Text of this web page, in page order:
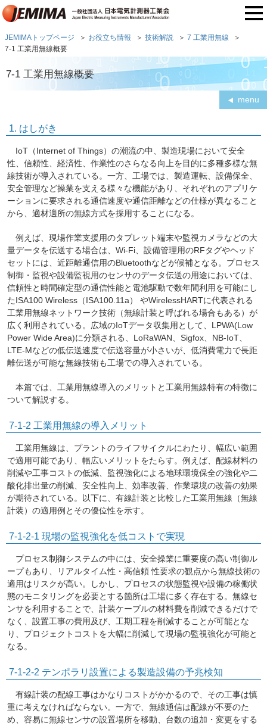
JEMIMAトップページ お役立ち情報 技術解説
7 工業用無線
7-1 工業用無線概要
7-1 工業用無線概要
menu
1. はしがき
IoT（Internet of Things）の潮流の中、製造現場において安全
性、信頼性、経済性、作業性のさらなる向上を目的に多種多様な無
線技術が導入されている。一方、工場では、製造運転、設備保全、
安全管理など操業を支える様々な機能があり、それぞれのアプリケ
ーションに要求される通信速度や通信距離などの仕様が異なること
から、適材適所の無線方式を採用することになる。
例えば、現場作業支援用のタブレット端末や監視カメラなどの大
量データを伝送する場合は、Wi-Fi、設備管理用のRFタグやヘッド
セットには、近距離通信用のBluetoothなどが候補となる。プロセス
制御・監視や設備監視用のセンサのデータ伝送の用途においては、
信頼性と時間確定型の通信性能と電池駆動で数年間利用を可能にし
たISA100 Wireless（ISA100.11a） やWirelessHARTに代表される
工業用無線ネットワーク技術（無線計装と呼ばれる場合もある）が
広く利用されている。広域のIoTデータ収集用として、LPWA(Low
Power Wide Area)に分類される、LoRaWAN、Sigfox、NB-IoT、
LTE-Mなどの低伝送速度で伝送容量が小さいが、低消費電力で長距
離伝送が可能な無線技術も工場での導入されている。
本篇では、工業用無線導入のメリットと工業用無線特有の特徴に
ついて解説する。
7-1-2 工業用無線の導入メリット
工業用無線は、プラントのライフサイクルにわたり、幅広い範囲
で適用可能であり、幅広いメリットをたらす。例えば、配線材料の
削減や工事コストの低減、監視強化による地球環境保全の強化や二
酸化排出量の削減、安全性向上、効率改善、作業環境の改善の効果
が期待されている。以下に、有線計装と比較した工業用無線（無線
計装）の適用例とその優位性を示す。
7-1-2-1 現場の監視強化を低コストで実現
プロセス制御システムの中には、安全操業に重要度の高い制御ル
ープもあり、リアルタイム性・高信頼 性要求の観点から無線技術の
適用はリスクが高い。しかし、プロセスの状態監視や設備の稼働状
態のモニタリングを必要とする箇所は工場に多く存在する。無線セ
ンサを利用することで、計装ケーブルの材料費を削減できるだけで
なく、設置工事の費用及び、工期工程を削減することが可能とな
り、プロジェクトコストを大幅に削減して現場の監視強化が可能と
なる。
7-1-2-2 テンポラリ設置による製造設備の予兆検知
有線計装の配線工事はかなりコストがかかるので、その工事は慎
重に考えなければならない。一方で、無線通信は配線が不要のた
め、容易に無線センサの設置場所を移動、台数の追加・変更をする